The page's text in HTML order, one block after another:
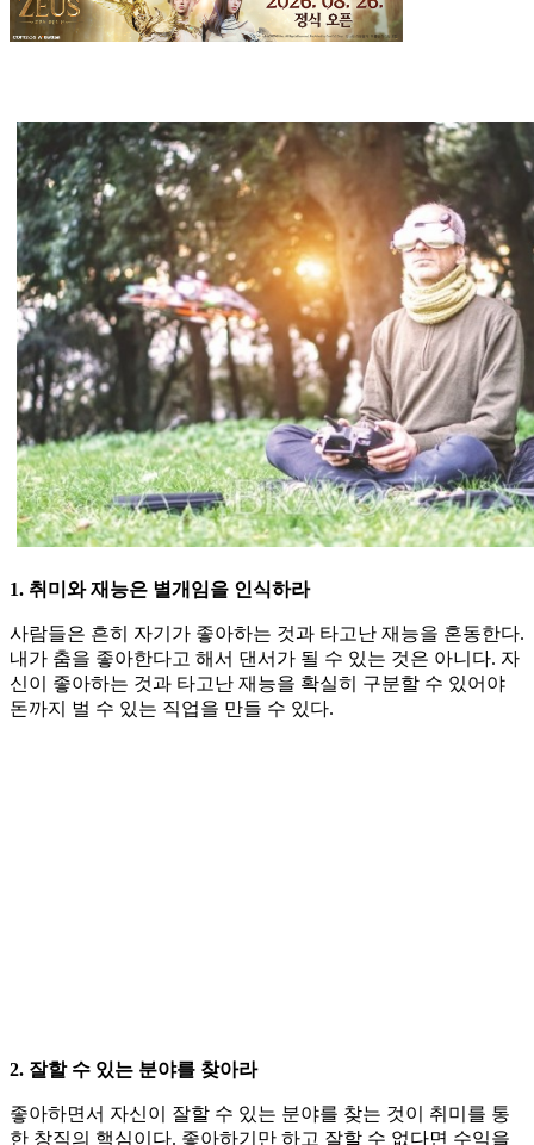
1. 취미와 재능은 별개임을 인식하라
사람들은 흔히 자기가 좋아하는 것과 타고난 재능을 혼동한다.
내가 춤을 좋아한다고 해서 댄서가 될 수 있는 것은 아니다. 자
신이 좋아하는 것과 타고난 재능을 확실히 구분할 수 있어야
돈까지 벌 수 있는 직업을 만들 수 있다.
2. 잘할 수 있는 분야를 찾아라
좋아하면서 자신이 잘할 수 있는 분야를 찾는 것이 취미를 통
한 창직의 핵심이다. 좋아하기만 하고 잘할 수 없다면 수익을